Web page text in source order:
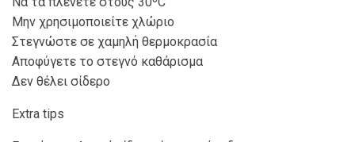
Μην χρησιμοποιείτε χλώριο
Στεγνώστε σε χαμηλή θερμοκρασία
Αποφύγετε το στεγνό καθάρισμα
Δεν θέλει σίδερο
Extra tips